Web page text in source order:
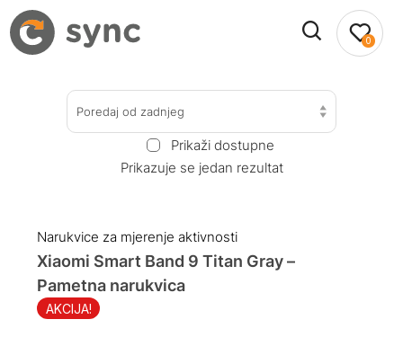
0
Poredaj od zadnjeg
Prikaži dostupne
Prikazuje se jedan rezultat
Narukvice za mjerenje aktivnosti
AKCIJA!
Xiaomi Smart Band 9 Titan Gray –
Pametna narukvica